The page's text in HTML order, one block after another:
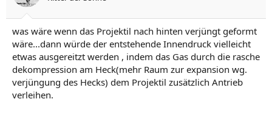
was wäre wenn das Projektil nach hinten verjüngt geformt
wäre...dann würde der entstehende Innendruck vielleicht
etwas ausgereitzt werden , indem das Gas durch die rasche
dekompression am Heck(mehr Raum zur expansion wg.
verjüngung des Hecks) dem Projektil zusätzlich Antrieb
verleihen.